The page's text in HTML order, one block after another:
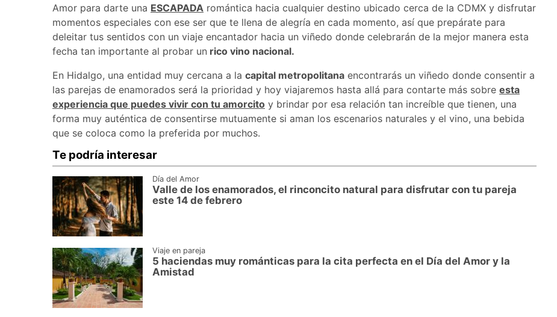
Amor para darte una ESCAPADA romántica hacia cualquier destino ubicado cerca de la CDMX y disfrutar
momentos especiales con ese ser que te llena de alegría en cada momento, así que prepárate para
deleitar tus sentidos con un viaje encantador hacia un viñedo donde celebrarán de la mejor manera esta
fecha tan importante al probar un rico vino nacional.
En Hidalgo, una entidad muy cercana a la capital metropolitana encontrarás un viñedo donde consentir a
las parejas de enamorados será la prioridad y hoy viajaremos hasta allá para contarte más sobre esta
experiencia que puedes vivir con tu amorcito y brindar por esa relación tan increíble que tienen, una
forma muy auténtica de consentirse mutuamente si aman los escenarios naturales y el vino, una bebida
que se coloca como la preferida por muchos.
Te podría interesar
Día del Amor
Valle de los enamorados, el rinconcito natural para disfrutar con tu pareja
este 14 de febrero
Viaje en pareja
5 haciendas muy románticas para la cita perfecta en el Día del Amor y la
Amistad